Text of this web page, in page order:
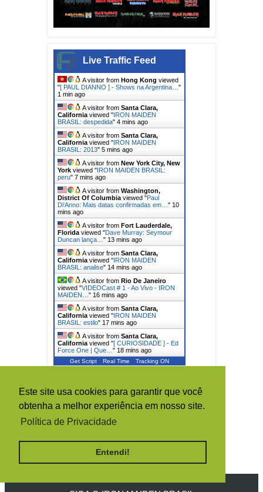
Este site usa cookies para garantir que você
obtenha a melhor experiência em nosso site.
Política de Privacidade
Entendi!
Live Traffic Feed
A visitor from Hong Kong viewed
"[ PAUL DIANNO ] - Shows na Argentina… "
1 min ago
A visitor from Santa Clara,
California viewed "IRON MAIDEN
BRASIL: despedida" 4 mins ago
A visitor from Santa Clara,
California viewed "IRON MAIDEN
BRASIL: 2013" 5 mins ago
A visitor from New York City, New
York viewed "IRON MAIDEN BRASIL:
peru" 7 mins ago
A visitor from Washington,
District Of Columbia viewed "Paul
Di'Anno: Mais datas confirmadas em… " 10
mins ago
A visitor from Fort Lauderdale,
Florida viewed "Dave Murray: Seymour
Duncan lança… " 13 mins ago
A visitor from Santa Clara,
California viewed "IRON MAIDEN
BRASIL: analise" 14 mins ago
A visitor from Rio De Janeiro
viewed "VIDEOCast # 1 - Ao Vivo - IRON
MAIDEN… " 16 mins ago
A visitor from Santa Clara,
California viewed "IRON MAIDEN
BRASIL: estilo" 17 mins ago
A visitor from Santa Clara,
California viewed "[ CURIOSIDADE ] - Ed
Force One | Que… " 18 mins ago
Get Script Real Time Tracking ON
TOTAL DE VISUALIZAÇÕES DE
PÁGINA
1 5 0 1 3 4
8